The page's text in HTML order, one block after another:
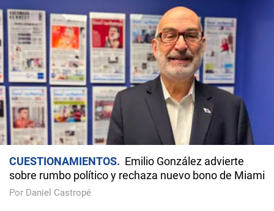
CUESTIONAMIENTOS
Emilio González advierte
sobre rumbo político y rechaza nuevo bono de Miami
Por Daniel Castropé